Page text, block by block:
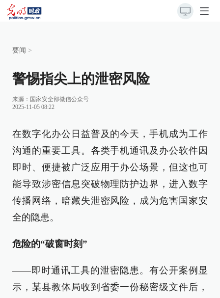
要闻 >
警惕指尖上的泄密风险
来源： 国家安全部微信公众号
2025-11-05 08:22
在数字化办公日益普及的今天，手机成为工作
沟通的重要工具。各类手机通讯及办公软件因
即时、便捷被广泛应用于办公场景，但这也可
能导致涉密信息突破物理防护边界，进入数字
传播网络，暗藏失泄密风险，成为危害国家安
全的隐患。
危险的“破窗时刻”
——即时通讯工具的泄密隐患。有公开案例显
示，某县教体局收到省委一份秘密级文件后，